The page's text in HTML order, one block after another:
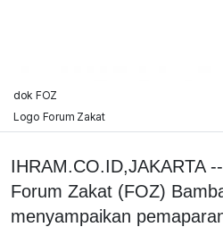
dok FOZ
Logo Forum Zakat
IHRAM.CO.ID,JAKARTA
Forum Zakat (FOZ)
menyampaikan